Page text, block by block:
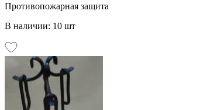
Противопожарная защита
В наличии: 10 шт